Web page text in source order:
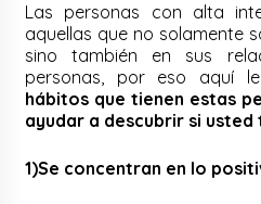
Las personas con alta
aquellas que no solamente
sino también en sus
personas, por eso aquí
hábitos que tienen estas
ayudar a descubrir si usted
1)Se concentran en lo